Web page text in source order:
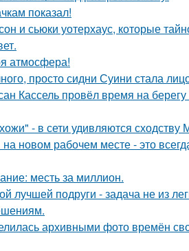
показал!
и сьюки уотерхаус, которые
атмосфера!
просто сидни Суини стала
Кассель провёл время на
- в сети удивляются
новом рабочем месте - это
месть за миллион.
лучшей подруги - задача не из
архивными фото времён